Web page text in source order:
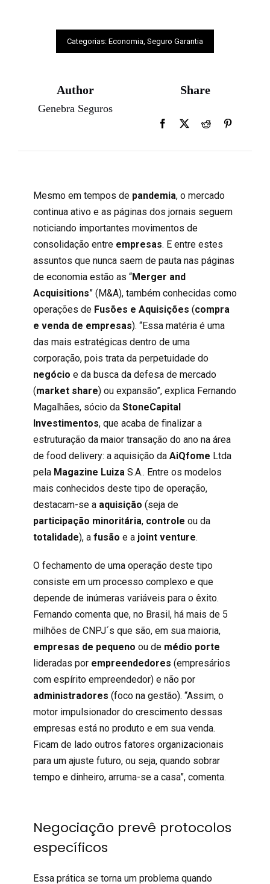
Categorias: Economia, Seguro Garantia
Author
Genebra Seguros
Share
Mesmo em tempos de pandemia, o mercado
continua ativo e as páginas dos jornais seguem
noticiando importantes movimentos de
consolidação entre empresas. E entre estes
assuntos que nunca saem de pauta nas páginas
de economia estão as “Merger and
Acquisitions” (M&A), também conhecidas como
operações de Fusões e Aquisições (compra
e venda de empresas). “Essa matéria é uma
das mais estratégicas dentro de uma
corporação, pois trata da perpetuidade do
negócio e da busca da defesa de mercado
(market share) ou expansão”, explica Fernando
Magalhães, sócio da StoneCapital
Investimentos, que acaba de finalizar a
estruturação da maior transação do ano na área
de food delivery: a aquisição da AiQfome Ltda
pela Magazine Luiza S.A.. Entre os modelos
mais conhecidos deste tipo de operação,
destacam-se a aquisição (seja de
participação minoritária, controle ou da
totalidade), a fusão e a joint venture.
O fechamento de uma operação deste tipo
consiste em um processo complexo e que
depende de inúmeras variáveis para o êxito.
Fernando comenta que, no Brasil, há mais de 5
milhões de CNPJ´s que são, em sua maioria,
empresas de pequeno ou de médio porte
lideradas por empreendedores (empresários
com espírito empreendedor) e não por
administradores (foco na gestão). “Assim, o
motor impulsionador do crescimento dessas
empresas está no produto e em sua venda.
Ficam de lado outros fatores organizacionais
para um ajuste futuro, ou seja, quando sobrar
tempo e dinheiro, arruma-se a casa”, comenta.
Negociação prevê protocolos
específicos
Essa prática se torna um problema quando